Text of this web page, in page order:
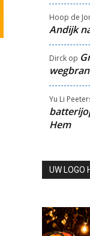
Hoop de
Andijk
Dirckop
Yu Li
Hem
UW LOGO